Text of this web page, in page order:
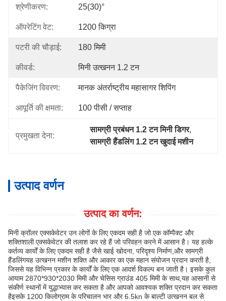
श्रेणीकरण: 25(30)°
ऑपरेटिंग वेट: 1200 किग्रा
पटरी की चौड़ाई: 180 मिमी
कीवर्ड: मिनी उत्खनन 1.2 टन
पैकेजिंग विवरण: मानक अंतर्राष्ट्रीय महासागर शिपिंग
आपूर्ति की क्षमता: 100 पीसी / सप्ताह
प्रमुखता देना:
सामग्री प्रबंधन 1.2 टन मिनी डिगर,
सामग्री हैंडलिंग 1.2 टन खुदाई मशीन
उत्पाद वर्णन
उत्पाद का वर्णन:
मिनी क्रॉलर एक्सकेवेटर उन लोगों के लिए एकदम सही है जो एक कॉम्पैक्ट और
शक्तिशाली एक्सकेवेटर की तलाश कर रहे हैं जो परिवहन करने में आसान है। यह हल्के
कर्तव्य कार्यों के लिए एकदम सही है जैसे खाई खोदना, परिदृश्य निर्माण,और सामग्री
हैंडलिंगयह उत्खनन मशीन शक्ति और आकार का एक महान संयोजन प्रदान करती है,
जिससे यह विभिन्न प्रकार के कार्यों के लिए एक आदर्श विकल्प बन जाती है। इसके कुल
आयाम 2870*930*2030 मिमी और चेसिस ग्राउंड 405 मिमी के साथ,यह आसानी से
संकीर्ण स्थानों में युद्धाभ्यास कर सकता है और आपको आवश्यक शक्ति प्रदान कर सकता
हैइसके 1200 किलोग्राम के परिचालन भार और 6.5kn के बाल्टी उत्खनन बल से